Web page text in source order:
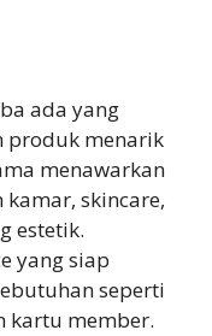
ada yang
produk menarik
menawarkan
skincare,
estetik.
yang siap
seperti
kartu member.